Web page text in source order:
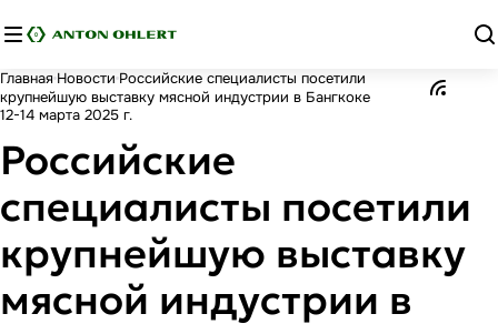
Главная Новости Российские специалисты посетили
крупнейшую выставку мясной индустрии в Бангкоке
12-14 марта 2025 г.
Российские
специалисты посетили
крупнейшую выставку
мясной индустрии в